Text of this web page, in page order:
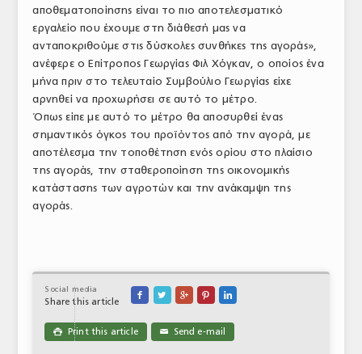
αποθεματοποίησης είναι το πιο αποτελεσματικό
εργαλείο που έχουμε στη διάθεσή μας να
ανταποκριθούμε στις δύσκολες συνθήκες της αγοράς»,
ανέφερε ο Επίτροπος Γεωργίας Φιλ Χόγκαν, ο οποίος ένα
μήνα πριν στο τελευταίο Συμβούλιο Γεωργίας είχε
αρνηθεί να προχωρήσει σε αυτό το μέτρο.
Όπως είπε με αυτό το μέτρο θα αποσυρθεί ένας
σημαντικός όγκος του προϊόντος από την αγορά, με
αποτέλεσμα την τοποθέτηση ενός ορίου στο πλαίσιο
της αγοράς, την σταθεροποίηση της οικονομικής
κατάστασης των αγροτών και την ανάκαμψη της
αγοράς.
Social media
Share this article
    
 Print this article ✉ Send e-mail